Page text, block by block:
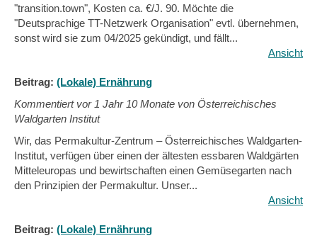
"transition.town", Kosten ca. €/J. 90. Möchte die
"Deutsprachige TT-Netzwerk Organisation" evtl. übernehmen,
sonst wird sie zum 04/2025 gekündigt, und fällt...
Ansicht
Beitrag: (Lokale) Ernährung
Kommentiert vor 1 Jahr 10 Monate von Österreichisches
Waldgarten Institut
Wir, das Permakultur-Zentrum – Österreichisches Waldgarten-
Institut, verfügen über einen der ältesten essbaren Waldgärten
Mitteleuropas und bewirtschaften einen Gemüsegarten nach
den Prinzipien der Permakultur. Unser...
Ansicht
Beitrag: (Lokale) Ernährung